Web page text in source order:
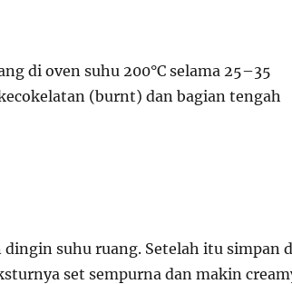
di oven suhu 200°C selama 25–35
(burnt) dan bagian tengah
suhu ruang. Setelah itu simpan
set sempurna dan makin